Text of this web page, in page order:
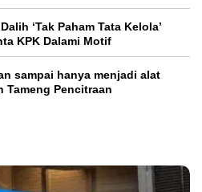
‘Tak Paham Tata Kelola’
KPK Dalami Motif
sampai hanya menjadi alat
Tameng Pencitraan